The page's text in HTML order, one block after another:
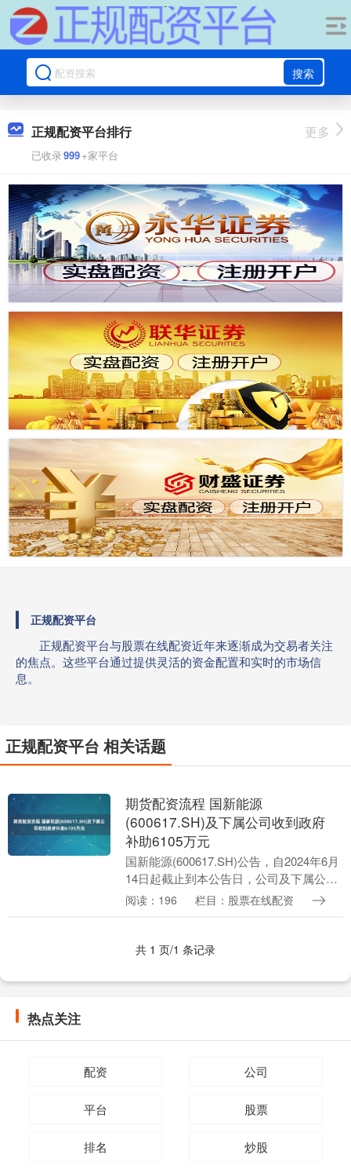
搜索
正规配资平台排行
已收录999+家平台
更多
正规配资平台
正规配资平台与股票在线配资近年来逐渐成为交易者关注
的焦点。这些平台通过提供灵活的资金配置和实时的市场信
息。
正规配资平台 相关话题
期货配资流程 国新能源
(600617.SH)及下属公司收到政府
补助6105万元
国新能源(600617.SH)公告，自2024年6月
14日起截止到本公告日，公司及下属公司
收到的与收益相关的政府补助共计人民币
阅读：196 栏目：股票在线配资
共 1 页/1 条记录
热点关注
配资 公司
平台 股票
排名 炒股